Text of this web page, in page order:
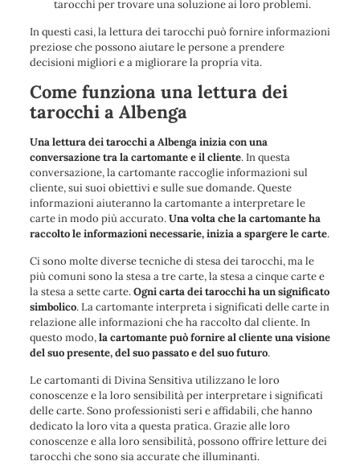
tarocchi per trovare una soluzione ai loro problemi.
In questi casi, la lettura dei tarocchi può fornire informazioni
preziose che possono aiutare le persone a prendere
decisioni migliori e a migliorare la propria vita.
Come funziona una lettura dei
tarocchi a Albenga
Una lettura dei tarocchi a Albenga inizia con una
conversazione tra la cartomante e il cliente. In questa
conversazione, la cartomante raccoglie informazioni sul
cliente, sui suoi obiettivi e sulle sue domande. Queste
informazioni aiuteranno la cartomante a interpretare le
carte in modo più accurato.Una volta che la cartomante ha
raccolto le informazioni necessarie, inizia a spargere le carte.
Ci sono molte diverse tecniche di stesa dei tarocchi, ma le
più comuni sono la stesa a tre carte, la stesa a cinque carte e
la stesa a sette carte.Ogni carta dei tarocchi ha un significato
simbolico. La cartomante interpreta i significati delle carte in
relazione alle informazioni che ha raccolto dal cliente. In
questo modo,la cartomante può fornire al cliente una visione
del suo presente, del suo passato e del suo futuro.
Le cartomanti di Divina Sensitiva utilizzano le loro
conoscenze e la loro sensibilità per interpretare i significati
delle carte. Sono professionisti seri e affidabili, che hanno
dedicato la loro vita a questa pratica. Grazie alle loro
conoscenze e alla loro sensibilità, possono offrire letture dei
tarocchi che sono sia accurate che illuminanti.